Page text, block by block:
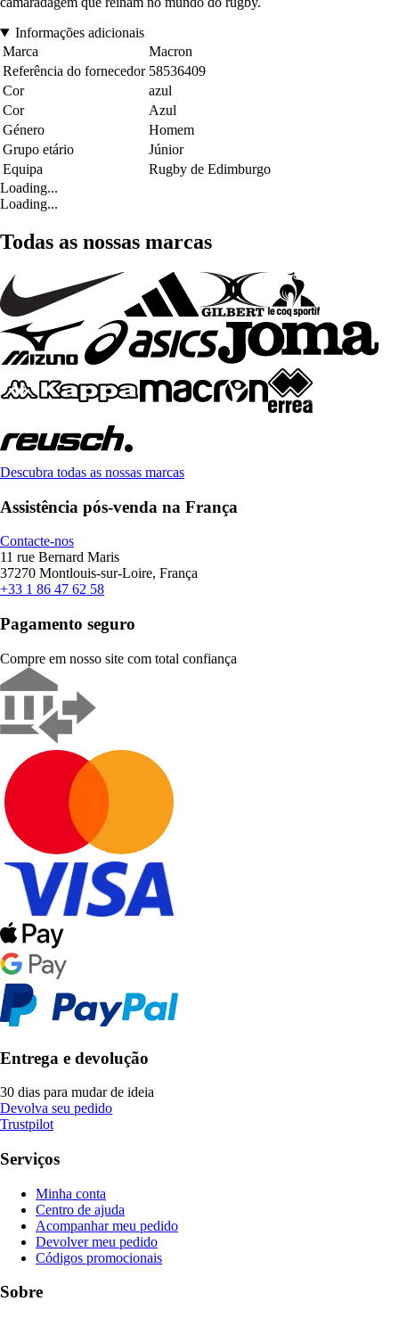
Informações adicionais
Marca
Macron
Referência do fornecedor 58536409
Cor
azul
Cor
Azul
Género
Homem
Grupo etário
Júnior
Equipa
Rugby de Edimburgo
Loading...
Loading...
Todas as nossas marcas
Descubra todas as nossas marcas
Assistência pós-venda na França
Contacte-nos
11 rue Bernard Maris
37270 Montlouis-sur-Loire, França
+33 1 86 47 62 58
Pagamento seguro
Compre em nosso site com total confiança
Entrega e devolução
30 dias para mudar de ideia
Devolva seu pedido
Trustpilot
Serviços
Minha conta
Centro de ajuda
Acompanhar meu pedido
Devolver meu pedido
Códigos promocionais
Sobre